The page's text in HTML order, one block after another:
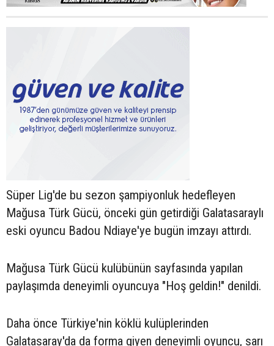
Süper Lig'de bu sezon şampiyonluk hedefleyen
Mağusa Türk Gücü, önceki gün getirdiği Galatasaraylı
eski oyuncu Badou Ndiaye'ye bugün imzayı attırdı.
Mağusa Türk Gücü kulübünün sayfasında yapılan
paylaşımda deneyimli oyuncuya "Hoş geldin!" denildi.
Daha önce Türkiye'nin köklü kulüplerinden
Galatasaray'da da forma giyen deneyimli oyuncu, sarı